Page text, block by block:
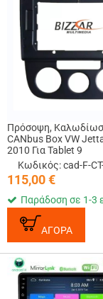
Πρόσοψη,
CANbus Box VW
2010 Για Tablet 9
Κωδικός: cad-F-
115,00€
Παράδοση σε 1-3
ΑΓΟΡΑ